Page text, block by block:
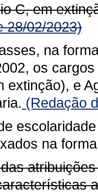
C, em
28/02/2023)
na
os
extinção), e
(Redação
na